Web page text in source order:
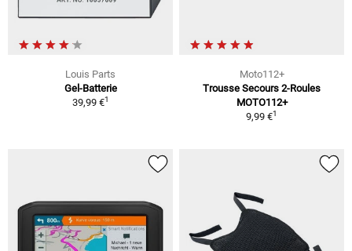
Louis Parts
Gel-Batterie
39,99 €1
Moto112+
Trousse Secours 2-Roules
MOTO112+
9,99 €1